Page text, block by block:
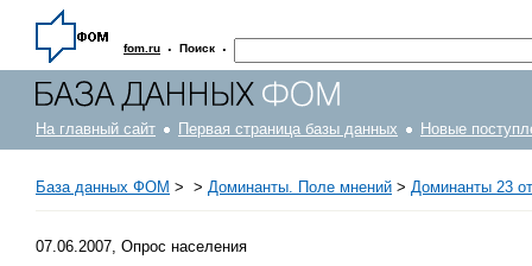
fom.ru · Поиск ·
На главный сайт Первая страница базы данных Новые
База данных ФОМ > > Доминанты. Поле мнений > Доминанты 23
07.06.2007, Опрос населения